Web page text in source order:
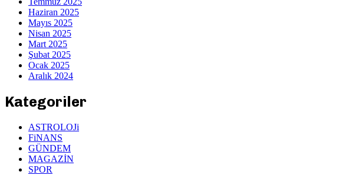
Haziran 2025
Mayıs 2025
Nisan 2025
Mart 2025
Şubat 2025
Ocak 2025
Aralık 2024
Kategoriler
ASTROLOJi
FiNANS
GÜNDEM
MAGAZİN
SPOR